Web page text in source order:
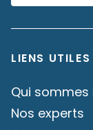
LIENS UTILES
Qui sommes
Nos experts